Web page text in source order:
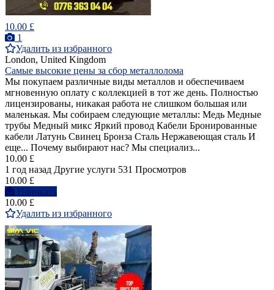
10.00 £
1
Удалить из избранного
London, United Kingdom
Самые высокие цены за сбор металлолома
Мы покупаем различные виды металлов и обеспечиваем
мгновенную оплату с коллекцией в тот же день. Полностью
лицензированы, никакая работа не слишком большая или
маленькая. Мы собираем следующие металлы: Медь Медные
трубы Медный микс Яркий провод Кабели Бронированные
кабели Латунь Свинец Бронза Сталь Нержавеющая сталь И
еще... Почему выбирают нас? Мы специализ...
10.00 £
1 год назад Другие услуги 531 Просмотров
10.00 £
Написать
10.00 £
Удалить из избранного